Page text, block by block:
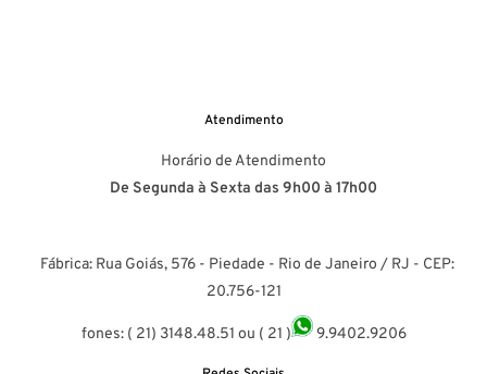
Atendimento
Horário de Atendimento
De Segunda à Sexta das 9h00 à 17h00
Fábrica: Rua Goiás, 576 - Piedade - Rio de Janeiro / RJ - CEP:
20.756-121
fones: ( 21) 3148.48.51 ou ( 21 ) 9.9402.9206